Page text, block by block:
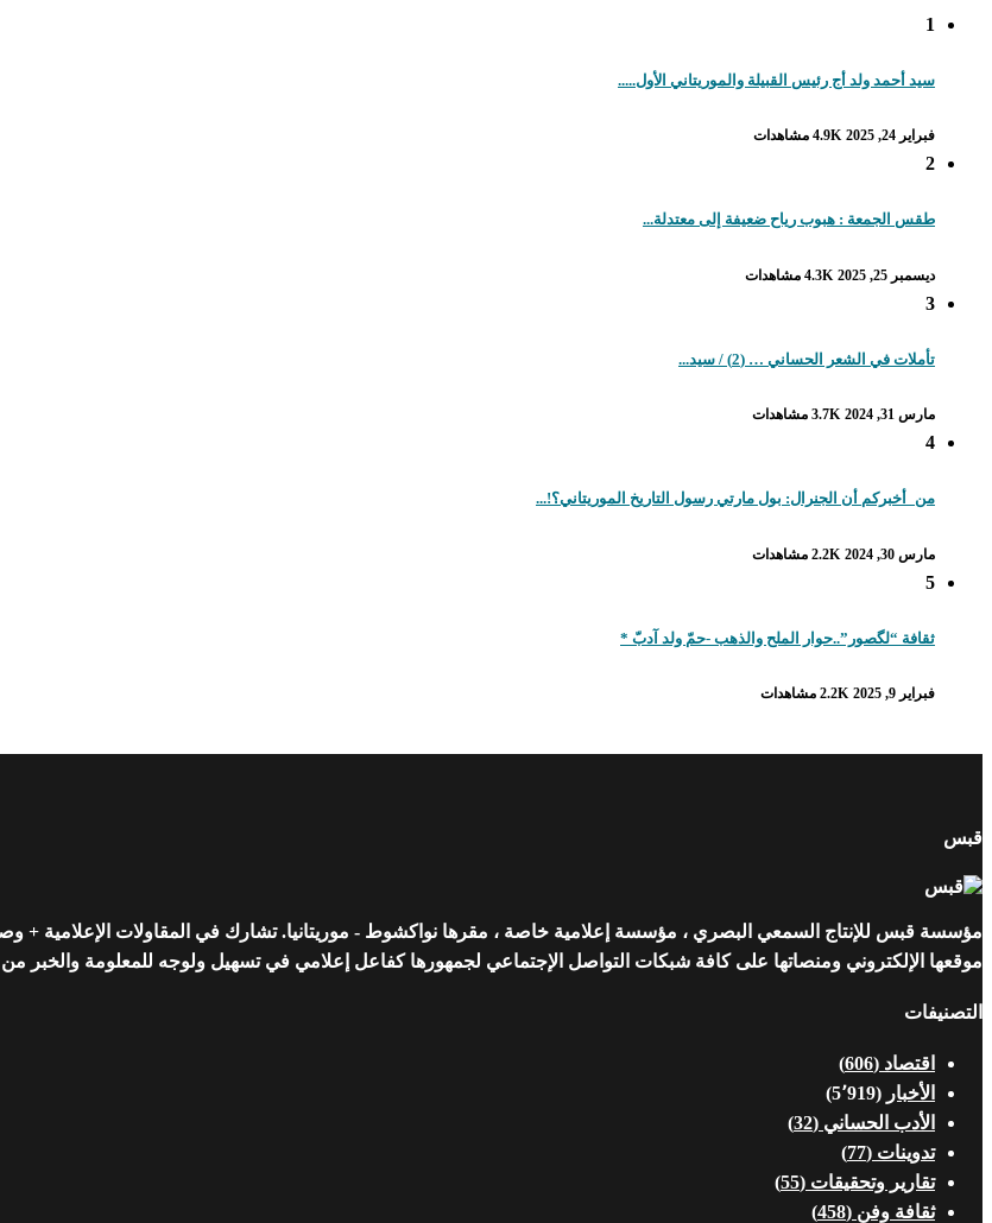
1
سيد أحمد ولد أج رئيس القبيلة والموريتاني الأول.....
فبراير 24, 2025 4.9K مشاهدات
2
طقس الجمعة : هبوب رياح ضعيفة إلى معتدلة...
ديسمبر 25, 2025 4.3K مشاهدات
3
تأملات في الشعر الحساني … (2) / سيد...
مارس 31, 2024 3.7K مشاهدات
4
من_أخبركم أن الجنرال: بول مارتي رسول التاريخ الموريتاني؟!...
مارس 30, 2024 2.2K مشاهدات
5
ثقافة “لگصور”..حوار الملح والذهب -حمّ ولد آدبّ *
فبراير 9, 2025 2.2K مشاهدات
قبس
مؤسسة قبس للإنتاج السمعي البصري ، مؤسسة إعلامية خاصة ، مقرها نواكشوط - موريتانيا. تشارك في المقاولات الإعلامية +
موقعها الإلكتروني ومنصاتها على كافة شبكات التواصل الإجتماعي لجمهورها كفاعل إعلامي في تسهيل ولوجه للمعلومة والخبر من
التصنيفات
اقتصاد (606)
الأخبار (5٬919)
الأدب الحساني (32)
تدوينات (77)
تقارير وتحقيقات (55)
ثقافة وفن (458)